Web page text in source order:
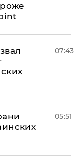
07:43
05:51